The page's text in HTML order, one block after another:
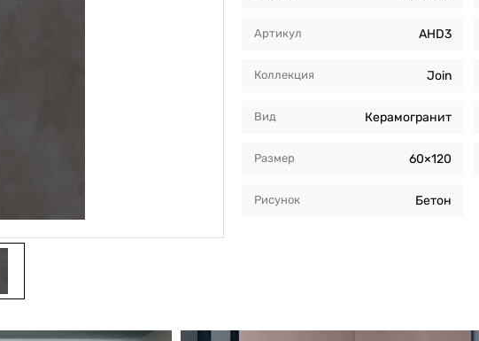
Артикул AHD3
Коллекция Join
Вид Керамогранит
Размер 60×120
Рисунок Бетон